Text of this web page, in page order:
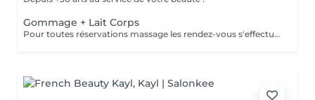
Gommage + Lait Corps
Pour toutes réservations massage les rendez-vous s'effectue par téléphone au 56 51 19 .